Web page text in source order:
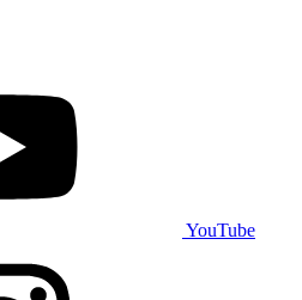
YouTube